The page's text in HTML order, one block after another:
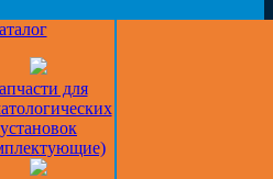
для
установок